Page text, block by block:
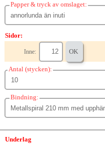
Papper & tryck av omslaget:
Sidor:
Inne: OK
Antal (stycken):
Bindning:
Underlag